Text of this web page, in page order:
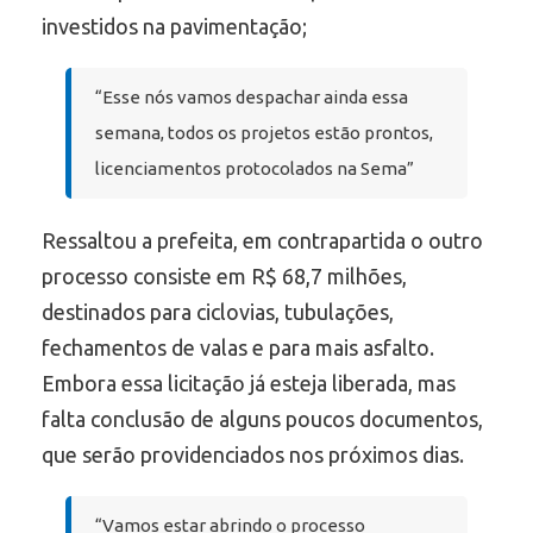
investidos na pavimentação;
“Esse nós vamos despachar ainda essa
semana, todos os projetos estão prontos,
licenciamentos protocolados na Sema”
Ressaltou a prefeita, em contrapartida o outro
processo consiste em R$ 68,7 milhões,
destinados para ciclovias, tubulações,
fechamentos de valas e para mais asfalto.
Embora essa licitação já esteja liberada, mas
falta conclusão de alguns poucos documentos,
que serão providenciados nos próximos dias.
“Vamos estar abrindo o processo